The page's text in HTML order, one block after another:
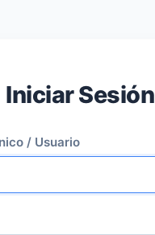
Iniciar Sesión
/ Usuario